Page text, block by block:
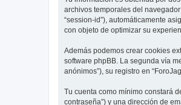
archivos temporales del
“session-id”), automáticamente
con objeto de optimizar su
Además podemos crear cookies
software phpBB. La segunda vía
anónimos”), su registro en
Tu cuenta como mínimo constará
contraseña”) y una dirección de